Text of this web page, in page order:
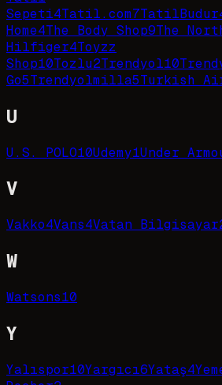
Sepeti4Tatil.com7TatilBudur
Home4The Body Shop9The
Hilfiger4Toyzz
Shop10Tozlu2Trendyol10
Go5Trendyolmilla5Turkish
U
U.S. POLO10Udemy1Under
V
Vakko4Vans4Vatan Bilgisayar
W
Watsons10
Y
Yalıspor10Yargıcı6Yataş4